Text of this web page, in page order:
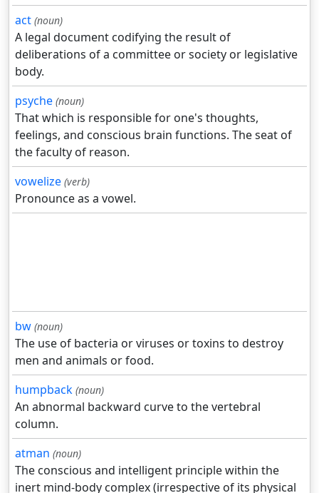
act (noun)
A legal document codifying the result of
deliberations of a committee or society or legislative
body.
psyche (noun)
That which is responsible for one's thoughts,
feelings, and conscious brain functions. The seat of
the faculty of reason.
vowelize (verb)
Pronounce as a vowel.
bw (noun)
The use of bacteria or viruses or toxins to destroy
men and animals or food.
humpback (noun)
An abnormal backward curve to the vertebral
column.
atman (noun)
The conscious and intelligent principle within the
inert mind-body complex (irrespective of its physical